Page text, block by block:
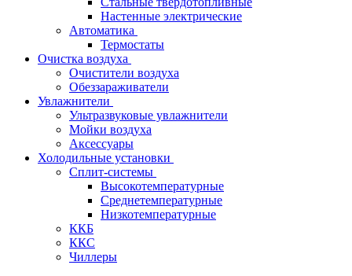
Настенные электрические
Автоматика
Термостаты
Очистка воздуха
Очистители воздуха
Обеззараживатели
Увлажнители
Ультразвуковые увлажнители
Мойки воздуха
Аксессуары
Холодильные установки
Сплит-системы
Высокотемпературные
Среднетемпературные
Низкотемпературные
ККБ
ККС
Чиллеры